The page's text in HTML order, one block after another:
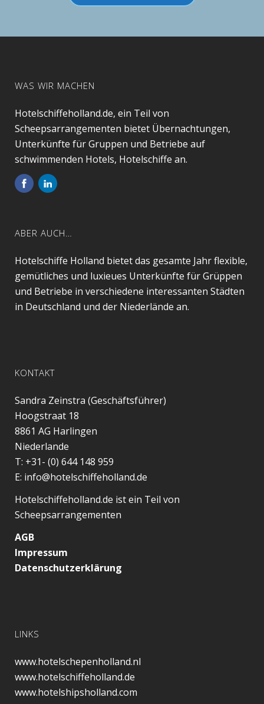
WAS WIR MACHEN
Hotelschiffeholland.de, ein Teil von
Scheepsarrangementen bietet Übernachtungen,
Unterkünfte für Gruppen und Betriebe auf
schwimmenden Hotels, Hotelschiffe an.
ABER AUCH…
Hotelschiffe Holland bietet das gesamte Jahr flexible,
gemütliches und luxieues Unterkünfte für Grüppen
und Betriebe in verschiedene interessanten Städten
in Deutschland und der Niederlände an.
KONTAKT
Sandra Zeinstra (Geschäftsführer)
Hoogstraat 18
8861 AG Harlingen
Niederlande
T: +31- (0) 644 148 959
E: info@hotelschiffeholland.de
Hotelschiffeholland.de ist ein Teil von
Scheepsarrangementen
AGB
Impressum
Datenschutzerklärung
LINKS
www.hotelschepenholland.nl
www.hotelschiffeholland.de
www.hotelshipsholland.com